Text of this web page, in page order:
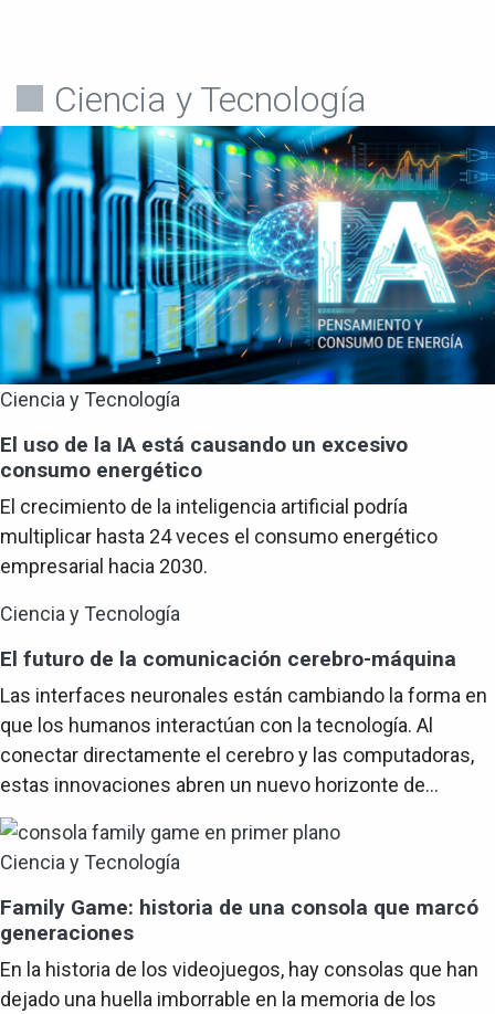
Ciencia y Tecnología
Ciencia y Tecnología
El uso de la IA está causando un excesivo
consumo energético
El crecimiento de la inteligencia artificial podría
multiplicar hasta 24 veces el consumo energético
empresarial hacia 2030.
Ciencia y Tecnología
El futuro de la comunicación cerebro-máquina
Las interfaces neuronales están cambiando la forma en
que los humanos interactúan con la tecnología. Al
conectar directamente el cerebro y las computadoras,
estas innovaciones abren un nuevo horizonte de...
Ciencia y Tecnología
Family Game: historia de una consola que marcó
generaciones
En la historia de los videojuegos, hay consolas que han
dejado una huella imborrable en la memoria de los